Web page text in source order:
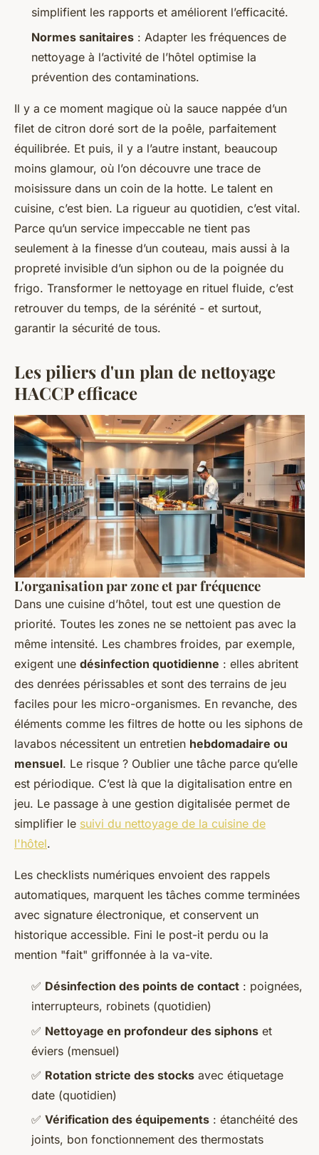
simplifient les rapports et améliorent l’efficacité.
Normes sanitaires : Adapter les fréquences de
nettoyage à l’activité de l’hôtel optimise la
prévention des contaminations.
Il y a ce moment magique où la sauce nappée d’un
filet de citron doré sort de la poêle, parfaitement
équilibrée. Et puis, il y a l’autre instant, beaucoup
moins glamour, où l’on découvre une trace de
moisissure dans un coin de la hotte. Le talent en
cuisine, c’est bien. La rigueur au quotidien, c’est vital.
Parce qu’un service impeccable ne tient pas
seulement à la finesse d’un couteau, mais aussi à la
propreté invisible d’un siphon ou de la poignée du
frigo. Transformer le nettoyage en rituel fluide, c’est
retrouver du temps, de la sérénité - et surtout,
garantir la sécurité de tous.
Les piliers d'un plan de nettoyage
HACCP efficace
L'organisation par zone et par fréquence
Dans une cuisine d’hôtel, tout est une question de
priorité. Toutes les zones ne se nettoient pas avec la
même intensité. Les chambres froides, par exemple,
exigent une désinfection quotidienne : elles abritent
des denrées périssables et sont des terrains de jeu
faciles pour les micro-organismes. En revanche, des
éléments comme les filtres de hotte ou les siphons de
lavabos nécessitent un entretien hebdomadaire ou
mensuel. Le risque ? Oublier une tâche parce qu’elle
est périodique. C’est là que la digitalisation entre en
jeu. Le passage à une gestion digitalisée permet de
simplifier le suivi du nettoyage de la cuisine de
l'hôtel.
Les checklists numériques envoient des rappels
automatiques, marquent les tâches comme terminées
avec signature électronique, et conservent un
historique accessible. Fini le post-it perdu ou la
mention "fait" griffonnée à la va-vite.
✅ Désinfection des points de contact : poignées,
interrupteurs, robinets (quotidien)
✅ Nettoyage en profondeur des siphons et
éviers (mensuel)
✅ Rotation stricte des stocks avec étiquetage
date (quotidien)
✅ Vérification des équipements : étanchéité des
joints, bon fonctionnement des thermostats